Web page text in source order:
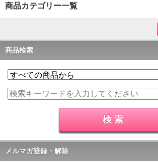
商品カテゴリー一覧
商品検索
メルマガ登録・解除